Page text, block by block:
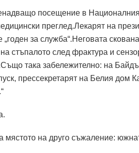
посещение в
преглед.Лекарят на
за служба“.Неговата
на стъпалото след фрактура и
така забележително: на
прессекретарят на Белия дом
на друго съжаление: